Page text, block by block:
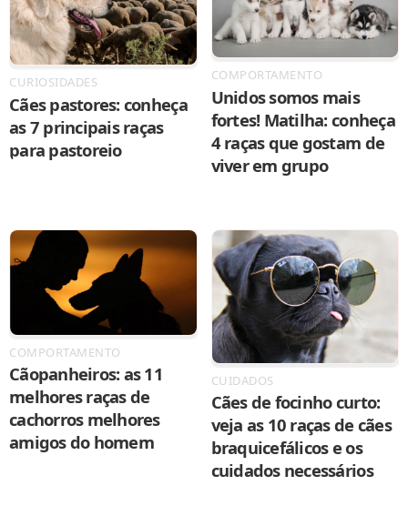
CURIOSIDADES
Cães pastores: conheça
as 7 principais raças
para pastoreio
COMPORTAMENTO
Unidos somos mais
fortes! Matilha: conheça
4 raças que gostam de
viver em grupo
COMPORTAMENTO
Cãopanheiros: as 11
melhores raças de
cachorros melhores
amigos do homem
CUIDADOS
Cães de focinho curto:
veja as 10 raças de cães
braquicefálicos e os
cuidados necessários